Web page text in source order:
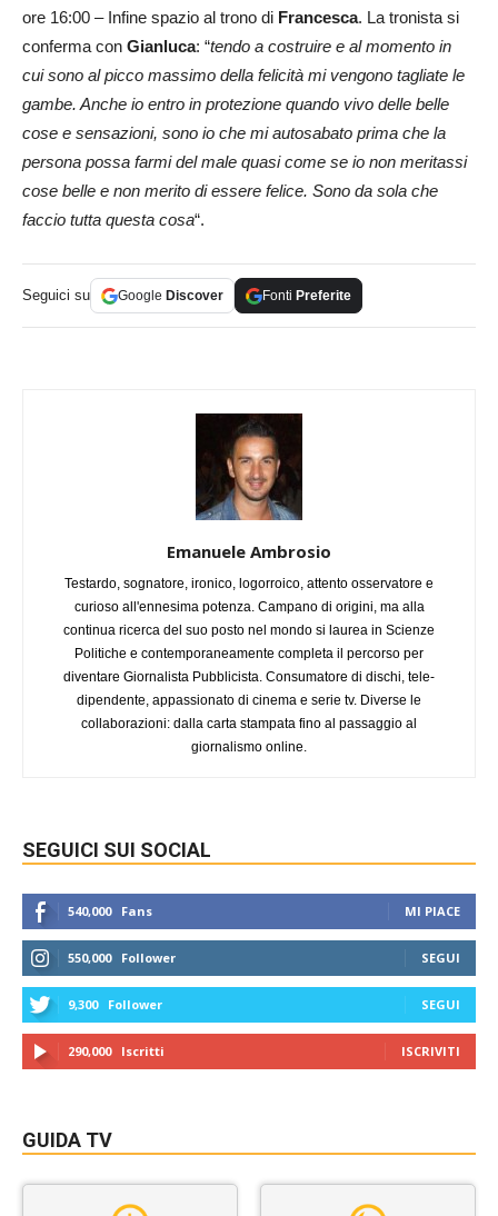
ore 16:00 – Infine spazio al trono di Francesca. La tronista si
conferma con Gianluca: “tendo a costruire e al momento in
cui sono al picco massimo della felicità mi vengono tagliate le
gambe. Anche io entro in protezione quando vivo delle belle
cose e sensazioni, sono io che mi autosabato prima che la
persona possa farmi del male quasi come se io non meritassi
cose belle e non merito di essere felice. Sono da sola che
faccio tutta questa cosa“.
Seguici su Google Discover Fonti Preferite
Emanuele Ambrosio
Testardo, sognatore, ironico, logorroico, attento osservatore e
curioso all'ennesima potenza. Campano di origini, ma alla
continua ricerca del suo posto nel mondo si laurea in Scienze
Politiche e contemporaneamente completa il percorso per
diventare Giornalista Pubblicista. Consumatore di dischi, tele-
dipendente, appassionato di cinema e serie tv. Diverse le
collaborazioni: dalla carta stampata fino al passaggio al
giornalismo online.
SEGUICI SUI SOCIAL
540,000 Fans MI PIACE
550,000 Follower SEGUI
9,300 Follower SEGUI
290,000 Iscritti ISCRIVITI
GUIDA TV